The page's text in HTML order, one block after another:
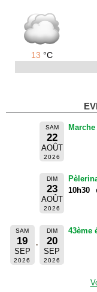
13 °C
SAM
22
AOÛT
2026
DIM
23
AOÛT
2026
10h30
SAM
19
SEP
2026
DIM
20
SEP
2026
43ème